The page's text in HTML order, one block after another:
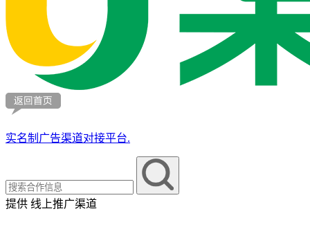
实名制广告渠道对接平台.
提供 线上推广渠道